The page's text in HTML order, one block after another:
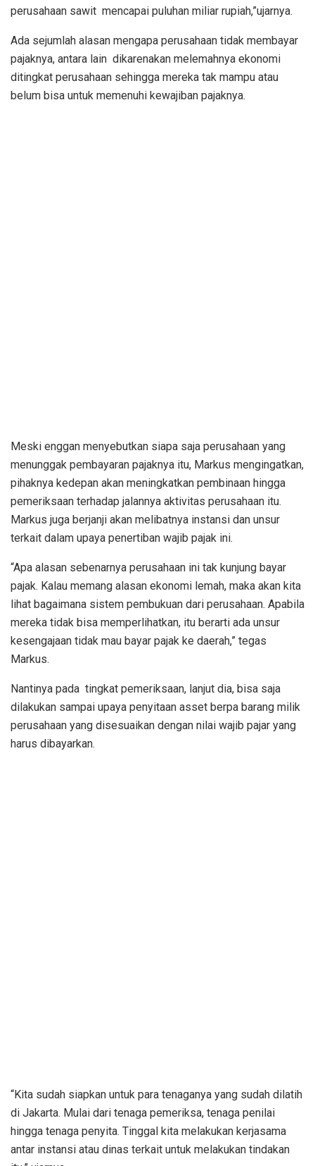
perusahaan sawit mencapai puluhan miliar rupiah,”ujarnya.
Ada sejumlah alasan mengapa perusahaan tidak membayar
pajaknya, antara lain dikarenakan melemahnya ekonomi
ditingkat perusahaan sehingga mereka tak mampu atau
belum bisa untuk memenuhi kewajiban pajaknya.
Meski enggan menyebutkan siapa saja perusahaan yang
menunggak pembayaran pajaknya itu, Markus mengingatkan,
pihaknya kedepan akan meningkatkan pembinaan hingga
pemeriksaan terhadap jalannya aktivitas perusahaan itu.
Markus juga berjanji akan melibatnya instansi dan unsur
terkait dalam upaya penertiban wajib pajak ini.
“Apa alasan sebenarnya perusahaan ini tak kunjung bayar
pajak. Kalau memang alasan ekonomi lemah, maka akan kita
lihat bagaimana sistem pembukuan dari perusahaan. Apabila
mereka tidak bisa memperlihatkan, itu berarti ada unsur
kesengajaan tidak mau bayar pajak ke daerah,” tegas
Markus.
Nantinya pada tingkat pemeriksaan, lanjut dia, bisa saja
dilakukan sampai upaya penyitaan asset berpa barang milik
perusahaan yang disesuaikan dengan nilai wajib pajar yang
harus dibayarkan.
“Kita sudah siapkan untuk para tenaganya yang sudah dilatih
di Jakarta. Mulai dari tenaga pemeriksa, tenaga penilai
hingga tenaga penyita. Tinggal kita melakukan kerjasama
antar instansi atau dinas terkait untuk melakukan tindakan